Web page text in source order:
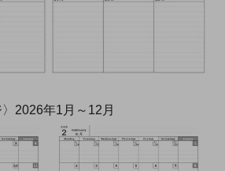
2026年1月～12月